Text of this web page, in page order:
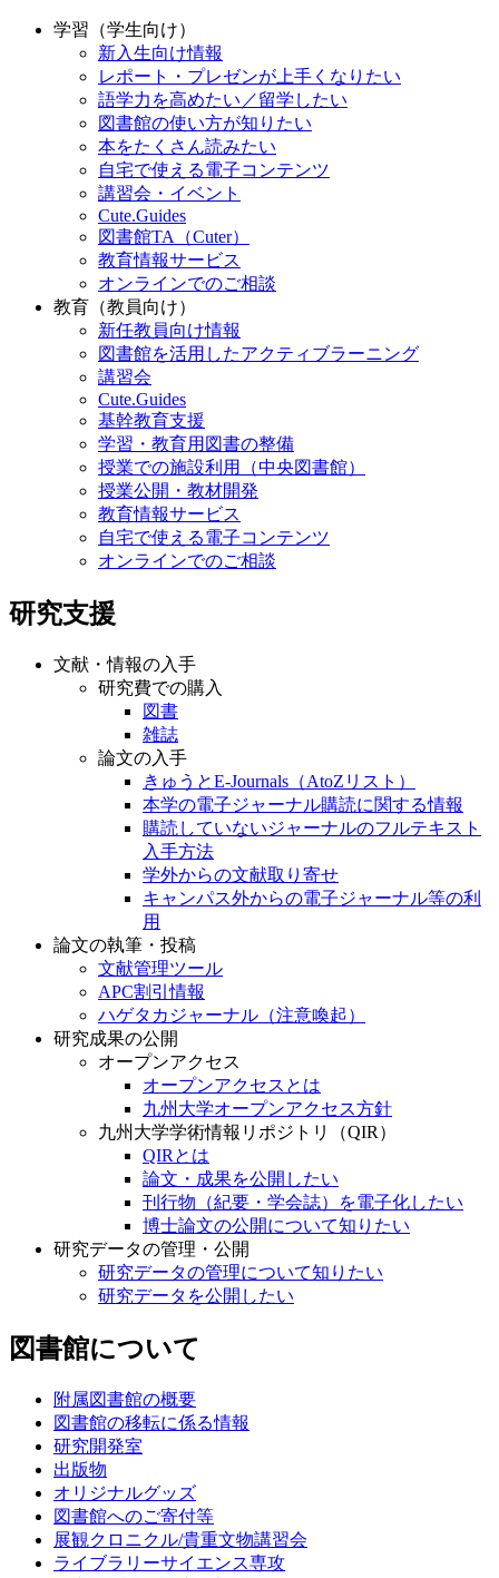
学習（学生向け）
新入生向け情報
レポート・プレゼンが上手くなりたい
語学力を高めたい／留学したい
図書館の使い方が知りたい
本をたくさん読みたい
自宅で使える電子コンテンツ
講習会・イベント
Cute.Guides
図書館TA（Cuter）
教育情報サービス
オンラインでのご相談
教育（教員向け）
新任教員向け情報
図書館を活用したアクティブラーニング
講習会
Cute.Guides
基幹教育支援
学習・教育用図書の整備
授業での施設利用（中央図書館）
授業公開・教材開発
教育情報サービス
自宅で使える電子コンテンツ
オンラインでのご相談
研究支援
文献・情報の入手
研究費での購入
図書
雑誌
論文の入手
きゅうとE-Journals（AtoZリスト）
本学の電子ジャーナル購読に関する情報
購読していないジャーナルのフルテキスト
入手方法
学外からの文献取り寄せ
キャンパス外からの電子ジャーナル等の利
用
論文の執筆・投稿
文献管理ツール
APC割引情報
ハゲタカジャーナル（注意喚起）
研究成果の公開
オープンアクセス
オープンアクセスとは
九州大学オープンアクセス方針
九州大学学術情報リポジトリ（QIR）
QIRとは
論文・成果を公開したい
刊行物（紀要・学会誌）を電子化したい
博士論文の公開について知りたい
研究データの管理・公開
研究データの管理について知りたい
研究データを公開したい
図書館について
附属図書館の概要
図書館の移転に係る情報
研究開発室
出版物
オリジナルグッズ
図書館へのご寄付等
展観クロニクル/貴重文物講習会
ライブラリーサイエンス専攻